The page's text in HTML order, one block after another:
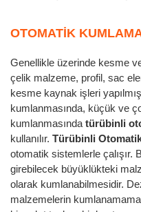
OTOMATIK
Genellikle üzerinde kesme
çelik malzeme, profil, sac
kesme kaynak işleri
kumlanmasında, küçük ve
kumlanmasında türübinli
kullanılır. Türübinli
otomatik sistemlerle çalışır.
girebilecek büyüklükteki
olarak kumlanabilmesidir.
malzemelerin